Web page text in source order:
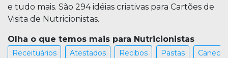
e tudo mais. São 294 idéias criativas para Cartões de
Visita de Nutricionistas.
Olha o que temos mais para Nutricionistas
Receituários Atestados Recibos Pastas Canecas